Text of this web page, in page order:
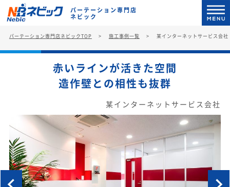
パーテーション専門店
ネビック
パーテーション専門店ネビックTOP 施工事例一覧 某インターネットサービス会社
赤いラインが活きた空間
造作壁との相性も抜群
某インターネットサービス会社